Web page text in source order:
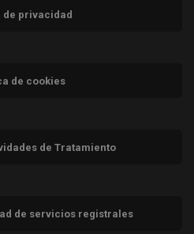
de privacidad
de cookies
de Tratamiento
de servicios registrales